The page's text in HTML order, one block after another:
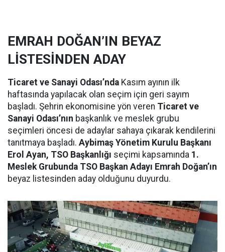
EMRAH DOĞAN’IN BEYAZ
LİSTESİNDEN ADAY
Ticaret ve Sanayi Odası’nda Kasım ayının ilk
haftasında yapılacak olan seçim için geri sayım
başladı. Şehrin ekonomisine yön veren Ticaret ve
Sanayi Odası’nın başkanlık ve meslek grubu
seçimleri öncesi de adaylar sahaya çıkarak kendilerini
tanıtmaya başladı. Aybimaş Yönetim Kurulu Başkanı
Erol Ayan, TSO Başkanlığı seçimi kapsamında 1.
Meslek Grubunda TSO Başkan Adayı Emrah Doğan’ın
beyaz listesinden aday olduğunu duyurdu.